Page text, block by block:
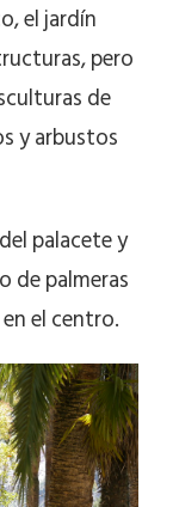
el jardín
pero
de
y arbustos
palacete y
de palmeras
el centro.